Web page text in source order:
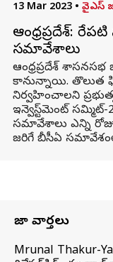
13 Mar 2023 • వైఎస్
ఆంధ్రప్రదేశ్:
సమావేశాలు
ఆంధ్రప్రదేశ్
కానున్నాయి. తొలుత
నిర్వహించాలని
ఇన్వెస్ట్‌మెంట్
సమావేశాలు ఎన్ని
జరిగే బీసీఏ
తాజా వార్తలు
Mrunal Thakur-